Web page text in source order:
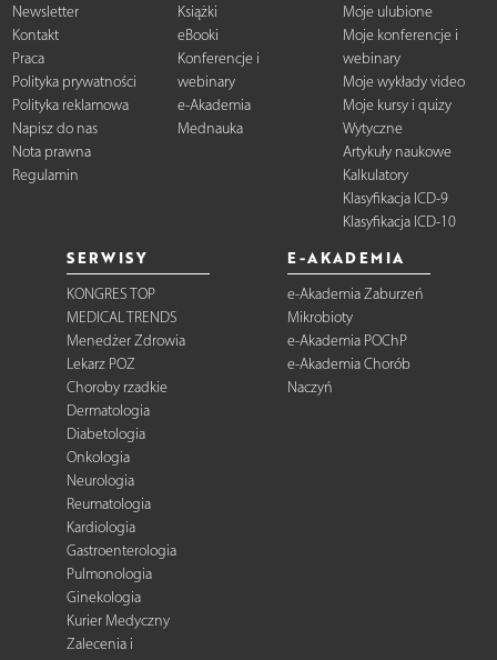
Newsletter
Kontakt
Praca
Polityka prywatności
Polityka reklamowa
Napisz do nas
Nota prawna
Regulamin
Książki
eBooki
Konferencje i
webinary
e-Akademia
Mednauka
Moje ulubione
Moje konferencje i
webinary
Moje wykłady video
Moje kursy i quizy
Wytyczne
Artykuły naukowe
Kalkulatory
Klasyfikacja ICD-9
Klasyfikacja ICD-10
SERWISY
KONGRES TOP
MEDICAL TRENDS
Menedżer Zdrowia
Lekarz POZ
Choroby rzadkie
Dermatologia
Diabetologia
Onkologia
Neurologia
Reumatologia
Kardiologia
Gastroenterologia
Pulmonologia
Ginekologia
Kurier Medyczny
Zalecenia i
E-AKADEMIA
e-Akademia Zaburzeń
Mikrobioty
e-Akademia POChP
e-Akademia Chorób
Naczyń